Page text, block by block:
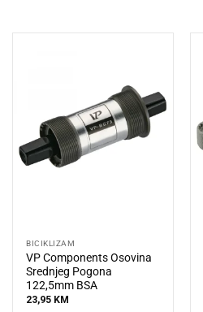
BICIKLIZAM
VP Components Osovina
Srednjeg Pogona
122,5mm BSA
23,95 KM